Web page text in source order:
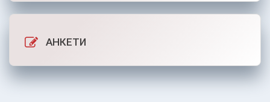
АНКЕТИ